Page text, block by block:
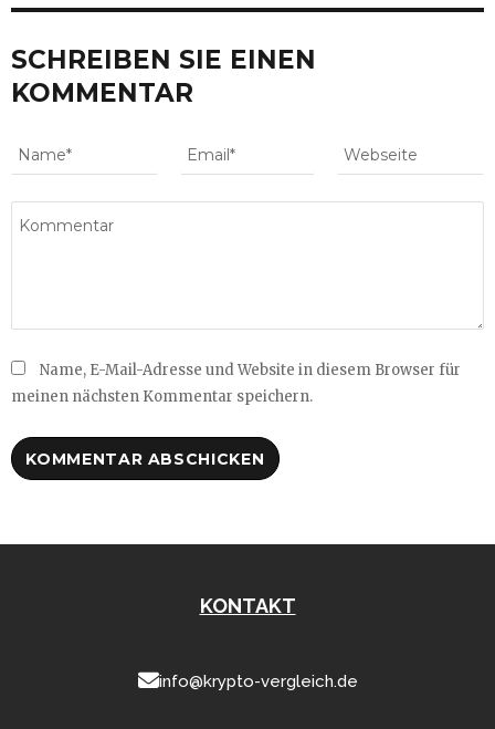
SCHREIBEN SIE EINEN
KOMMENTAR
Name, E-Mail-Adresse und Website in diesem Browser für
meinen nächsten Kommentar speichern.
KONTAKT
info@krypto-vergleich.de